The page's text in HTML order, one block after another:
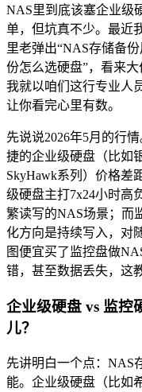
NAS里到底该塞企业级
单，但坑真不少。最近
里老弹出“NAS存储备
份怎么选硬盘”，看来
我就以咱们这行专业人
让你看完心里有数。
先说说2026年5月的行
捷的企业级硬盘（比如
SkyHawk系列）价格差
级硬盘主打7x24小时高
繁读写的NAS场景；而
化方向是持续写入，对
图便宜买了监控盘做
错，甚至数据丢失，这
企业级硬盘 vs 监控
儿？
先讲明白一个点：NAS
能。企业级硬盘（比如